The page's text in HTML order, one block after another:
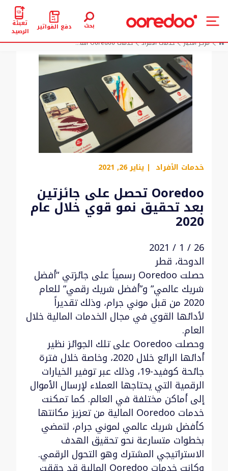
بحث دفع الفواتير تعبئة
الرصيد
مركز الأخبار
خدمات الأفراد خدمات Ooredoo الما...
خدمات الأفراد | يناير 26, 2021
Ooredoo تحصل على جائزتين
بعد تحقيق نمو قوي خلال عام
2020
26 / 1 / 2021
الدوحة، قطر
حصلت Ooredoo رسمياً على جائزتي “أفضل
شريك عالمي” و”أفضل شريك رقمي” للعام
2020 من قبل موني جرام، وذلك تقديراً
لأدائها القوي في مجال الخدمات المالية خلال
العام.
وحصلت Ooredoo على تلك الجوائز نظير
أدائها الرائع خلال 2020، وخاصة خلال فترة
جائحة كوفيد-19، وذلك عبر توفير الخيارات
الرقمية التي يحتاجها العملاء لإرسال الأموال
إلى أماكن مختلفة في العالم. كما تمكنت
خدمات Ooredoo المالية من تعزيز مكانتها
كأفضل شريك عالمي لموني جرام، لتمضي
بخطوات متسارعة نحو تحقيق الهدف
الاستراتيجي المشترك وهو التحول الرقمي.